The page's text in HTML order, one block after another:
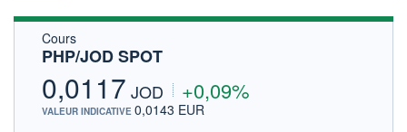
Cours
PHP/JOD SPOT
0,0117 JOD +0,09%
VALEUR INDICATIVE 0,0143 EUR